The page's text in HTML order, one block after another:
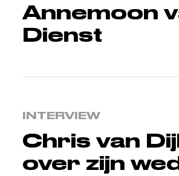
Annemoon
Dienst
INTERVIEW
Chris van
over zijn